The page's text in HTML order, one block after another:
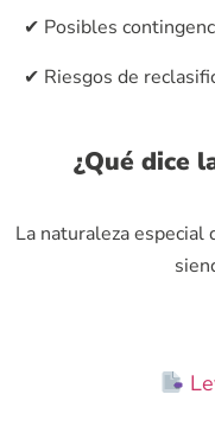
✔ Posibles
✔ Riesgos de
¿Qué dice
La naturaleza